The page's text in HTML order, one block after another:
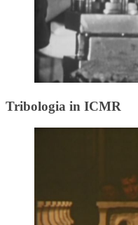
Tribologia in ICMR